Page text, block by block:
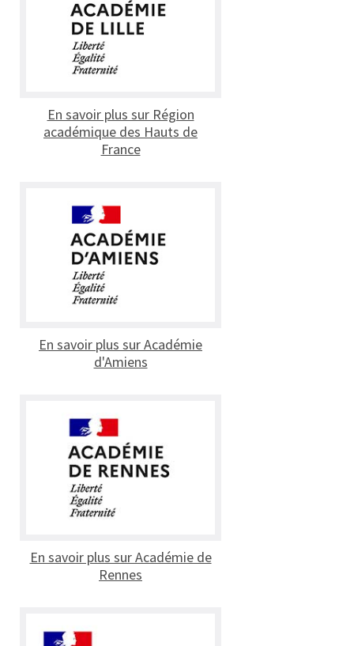
En savoir plus sur Région
académique des Hauts de
France
En savoir plus sur Académie
d'Amiens
En savoir plus sur Académie de
Rennes